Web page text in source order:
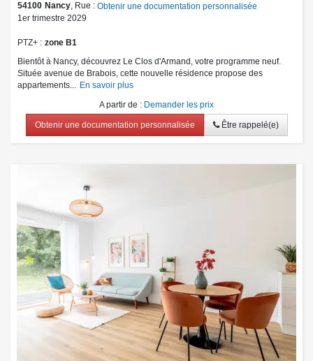
54100 Nancy, Rue : Obtenir une documentation personnalisée
1er trimestre 2029
PTZ+
zone B1
Bientôt à Nancy, découvrez Le Clos d'Armand, votre programme neuf.
Située avenue de Brabois, cette nouvelle résidence propose des
appartements... En savoir plus
A partir de : Demander les prix
Obtenir une documentation personnalisée Être rappelé(e)